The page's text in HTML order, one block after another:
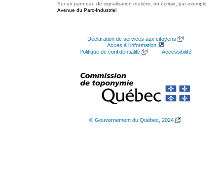
Sur un panneau de signalisation routière, on écrirait, par exemple :
Avenue du Parc-Industriel
Déclaration de services aux citoyens
Accès à l’information
Politique de confidentialité
Accessibilité
© Gouvernement du Québec, 2024